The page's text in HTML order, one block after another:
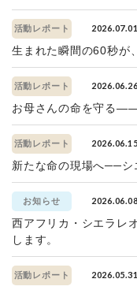
活動レポート 2026.07.01
生まれた瞬間の60秒が
活動レポート 2026.06.26
お母さんの命を守る
活動レポート 2026.06.15
新たな命の現場へ──シ
お知らせ 2026.06.08
西アフリカ・シエラレ
します。
活動レポート 2026.05.31